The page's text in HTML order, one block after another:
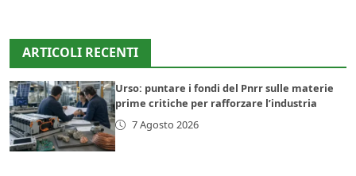
ARTICOLI RECENTI
Urso: puntare i fondi del Pnrr sulle materie
prime critiche per rafforzare l’industria
7 Agosto 2026